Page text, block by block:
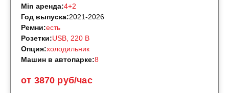
от 3870 руб/час
Min аренда:4+2
Год выпуска:2021-2026
Ремни:есть
Розетки:USB, 220 B
Опция:холодильник
Машин в автопарке:8